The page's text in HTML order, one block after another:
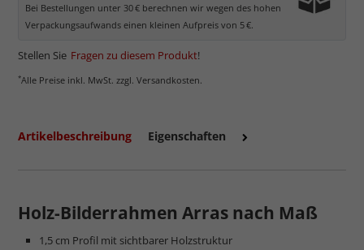
Bei Bestellungen unter 30 € berechnen wir wegen des hohen
Verpackungsaufwands einen kleinen Aufpreis von 5 €.
Stellen Sie Fragen zu diesem Produkt!
*Alle Preise inkl. MwSt. zzgl. Versandkosten.
Artikelbeschreibung Eigenschaften
Holz-Bilderrahmen Arras nach Maß
1,5 cm Profil mit sichtbarer Holzstruktur